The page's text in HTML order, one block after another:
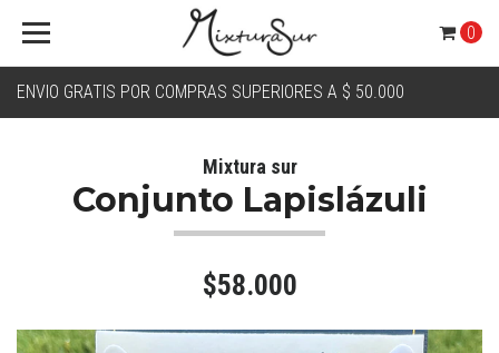
ENVIO GRATIS POR COMPRAS SUPERIORES A $ 50.000
0
Mixtura sur
Conjunto Lapislázuli
$58.000